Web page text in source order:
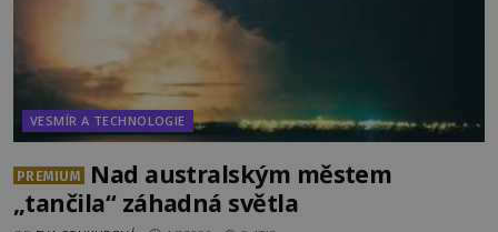
VESMÍR A TECHNOLOGIE
PREMIUM
Nad australským městem
„tančila“ záhadná světla